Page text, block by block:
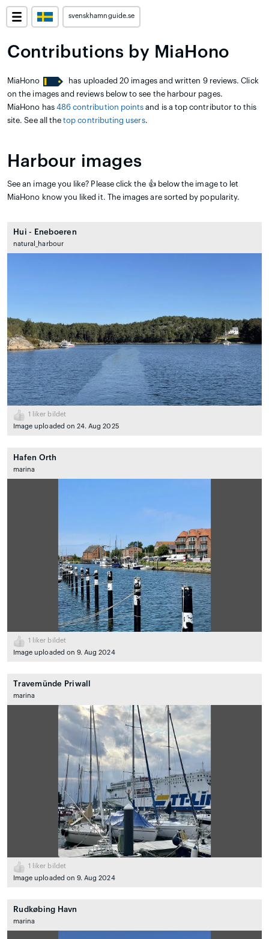
svenskhamnguide.se
Contributions by MiaHono
MiaHono
has uploaded 20 images and written 9 reviews. Click
on the images and reviews below to see the harbour pages.
MiaHono has 486 contribution points and is a top contributor to this
site. See all thetop contributing users.
Harbour images
See an image you like? Please click the 👍 below the image to let
MiaHono know you liked it. The images are sorted by popularity.
Hui - Eneboeren
natural_harbour
1
liker bildet
Image uploaded on 24. Aug 2025
Hafen Orth
marina
1
liker bildet
Image uploaded on 9. Aug 2024
Travemünde Priwall
marina
1
liker bildet
Image uploaded on 9. Aug 2024
Rudkøbing Havn
marina